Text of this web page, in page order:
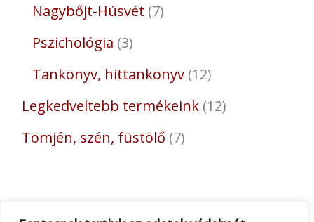
Nagybőjt-Húsvét 7
Pszichológia 3
Tankönyv, hittankönyv 12
Legkedveltebb termékeink 12
Tömjén, szén, füstölő 7